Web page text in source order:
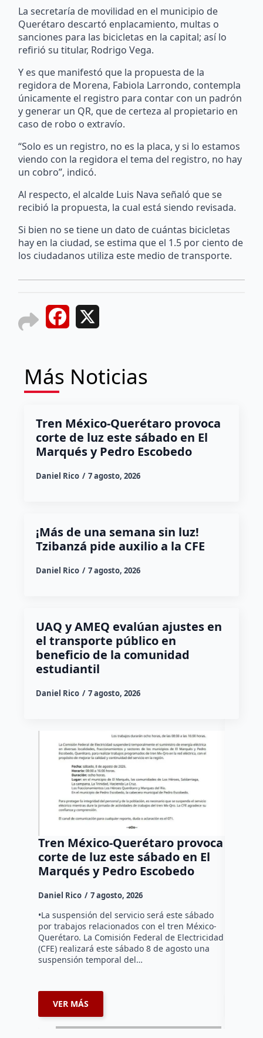
La secretaría de movilidad en el municipio de
Querétaro descartó enplacamiento, multas o
sanciones para las bicicletas en la capital; así lo
refirió su titular, Rodrigo Vega.
Y es que manifestó que la propuesta de la
regidora de Morena, Fabiola Larrondo, contempla
únicamente el registro para contar con un padrón
y generar un QR, que de certeza al propietario en
caso de robo o extravío.
“Solo es un registro, no es la placa, y si lo estamos
viendo con la regidora el tema del registro, no hay
un cobro”, indicó.
Al respecto, el alcalde Luis Nava señaló que se
recibió la propuesta, la cual está siendo revisada.
Si bien no se tiene un dato de cuántas bicicletas
hay en la ciudad, se estima que el 1.5 por ciento de
los ciudadanos utiliza este medio de transporte.
Facebook
Más Noticias
Tren México-Querétaro provoca
corte de luz este sábado en El
Marqués y Pedro Escobedo
Daniel Rico 7 agosto, 2026
¡Más de una semana sin luz!
Tzibanzá pide auxilio a la CFE
Daniel Rico 7 agosto, 2026
UAQ y AMEQ evalúan ajustes en
el transporte público en
beneficio de la comunidad
estudiantil
Daniel Rico 7 agosto, 2026
Tren México-Querétaro provoca
corte de luz este sábado en El
Marqués y Pedro Escobedo
Daniel Rico 7 agosto, 2026
•La suspensión del servicio será este sábado
por trabajos relacionados con el tren México-
Querétaro. La Comisión Federal de Electricidad
(CFE) realizará este sábado 8 de agosto una
suspensión temporal del…
VER MÁS